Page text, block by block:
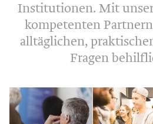
Institutionen. Mit
kompetenten
alltäglichen,
Fragen